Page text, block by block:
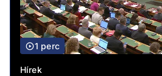
1 perc
Hírek